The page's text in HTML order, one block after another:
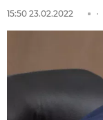
15:50 23.02.2022